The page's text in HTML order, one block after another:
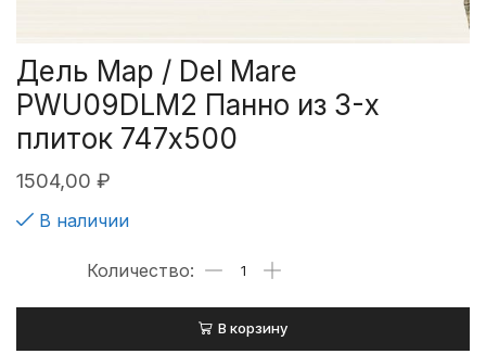
Дель Мар / Del Mare
PWU09DLM2 Панно из 3-х
плиток 747х500
1504,00 ₽
В наличии
В корзину